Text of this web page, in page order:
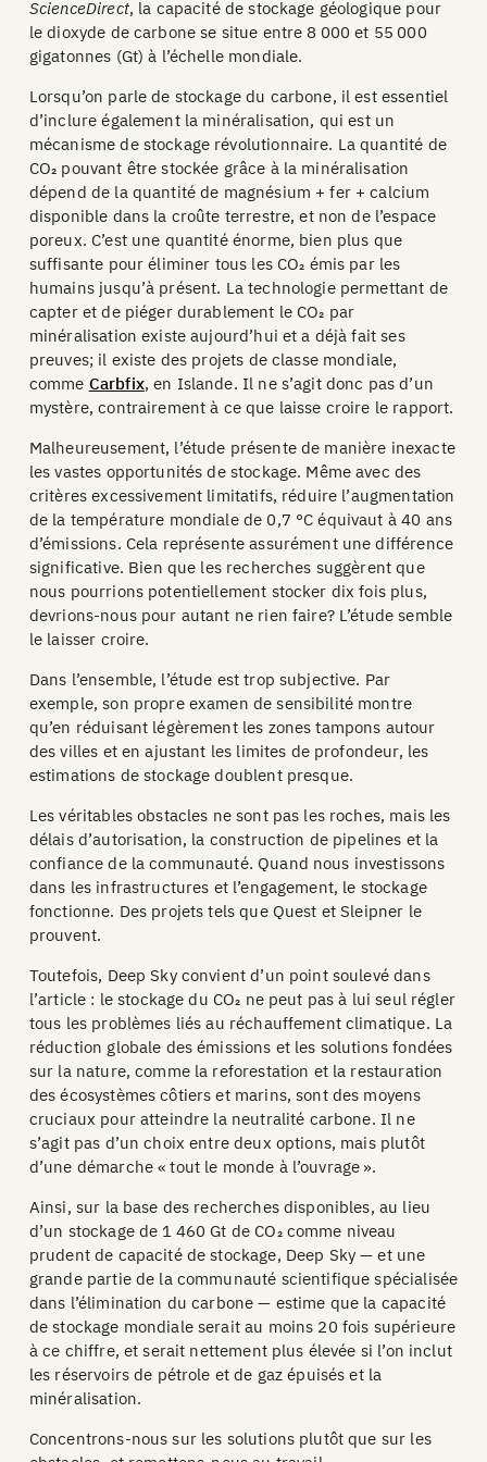
ScienceDirect, la capacité de stockage géologique pour
le dioxyde de carbone se situe entre 8 000 et 55 000
gigatonnes (Gt) à l’échelle mondiale.
Lorsqu’on parle de stockage du carbone, il est essentiel
d’inclure également la minéralisation, qui est un
mécanisme de stockage révolutionnaire. La quantité de
CO₂ pouvant être stockée grâce à la minéralisation
dépend de la quantité de magnésium + fer + calcium
disponible dans la croûte terrestre, et non de l’espace
poreux. C’est une quantité énorme, bien plus que
suffisante pour éliminer tous les CO₂ émis par les
humains jusqu’à présent. La technologie permettant de
capter et de piéger durablement le CO₂ par
minéralisation existe aujourd’hui et a déjà fait ses
preuves; il existe des projets de classe mondiale,
comme Carbfix, en Islande. Il ne s’agit donc pas d’un
mystère, contrairement à ce que laisse croire le rapport.
Malheureusement, l’étude présente de manière inexacte
les vastes opportunités de stockage. Même avec des
critères excessivement limitatifs, réduire l’augmentation
de la température mondiale de 0,7 °C équivaut à 40 ans
d’émissions. Cela représente assurément une différence
significative. Bien que les recherches suggèrent que
nous pourrions potentiellement stocker dix fois plus,
devrions-nous pour autant ne rien faire? L’étude semble
le laisser croire.
Dans l’ensemble, l’étude est trop subjective. Par
exemple, son propre examen de sensibilité montre
qu’en réduisant légèrement les zones tampons autour
des villes et en ajustant les limites de profondeur, les
estimations de stockage doublent presque.
Les véritables obstacles ne sont pas les roches, mais les
délais d’autorisation, la construction de pipelines et la
confiance de la communauté. Quand nous investissons
dans les infrastructures et l’engagement, le stockage
fonctionne. Des projets tels que Quest et Sleipner le
prouvent.
Toutefois, Deep Sky convient d’un point soulevé dans
l’article : le stockage du CO₂ ne peut pas à lui seul régler
tous les problèmes liés au réchauffement climatique. La
réduction globale des émissions et les solutions fondées
sur la nature, comme la reforestation et la restauration
des écosystèmes côtiers et marins, sont des moyens
cruciaux pour atteindre la neutralité carbone. Il ne
s’agit pas d’un choix entre deux options, mais plutôt
d’une démarche « tout le monde à l’ouvrage ».
Ainsi, sur la base des recherches disponibles, au lieu
d’un stockage de 1 460 Gt de CO₂ comme niveau
prudent de capacité de stockage, Deep Sky — et une
grande partie de la communauté scientifique spécialisée
dans l’élimination du carbone — estime que la capacité
de stockage mondiale serait au moins 20 fois supérieure
à ce chiffre, et serait nettement plus élevée si l’on inclut
les réservoirs de pétrole et de gaz épuisés et la
minéralisation.
Concentrons-nous sur les solutions plutôt que sur les